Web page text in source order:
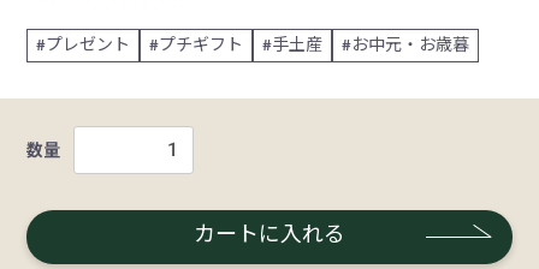
プレゼント プチギフト 手土産 お中元・お歳暮
数量
カートに入れる